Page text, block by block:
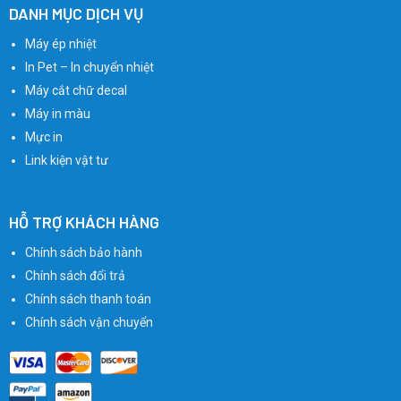
Email : info@phuthaipc.vn
DANH MỤC DỊCH VỤ
Máy ép nhiệt
In Pet – In chuyển nhiệt
Máy cắt chữ decal
Máy in màu
Mực in
Link kiện vật tư
HỖ TRỢ KHÁCH HÀNG
Chính sách bảo hành
Chính sách đổi trả
Chính sách thanh toán
Chính sách vận chuyển